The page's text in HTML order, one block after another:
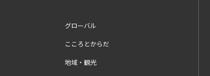
グローバル
こころとからだ
地域・観光